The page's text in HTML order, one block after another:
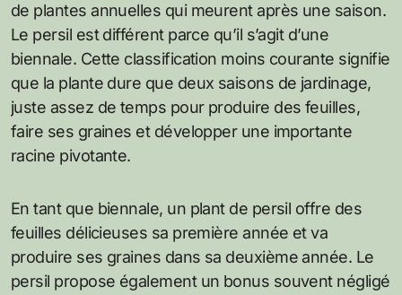
de plantes annuelles qui meurent après une saison.
Le persil est différent parce qu’il s’agit d’une
biennale. Cette classification moins courante signifie
que la plante dure que deux saisons de jardinage,
juste assez de temps pour produire des feuilles,
faire ses graines et développer une importante
racine pivotante.
En tant que biennale, un plant de persil offre des
feuilles délicieuses sa première année et va
produire ses graines dans sa deuxième année. Le
persil propose également un bonus souvent négligé